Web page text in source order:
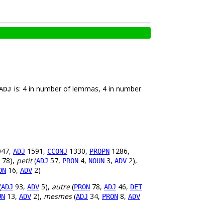
is: 4 in number of lemmas, 4 in number
ADJ 1591, CCONJ 1330, PROPN 1286,
78), petit(ADJ 57, PRON 4, NOUN 3, ADV 2),
16, ADV 2)
ADJ 93, ADV 5), autre(PRON 78, ADJ 46, DET
13, ADV 2), mesmes(ADJ 34, PRON 8, ADV